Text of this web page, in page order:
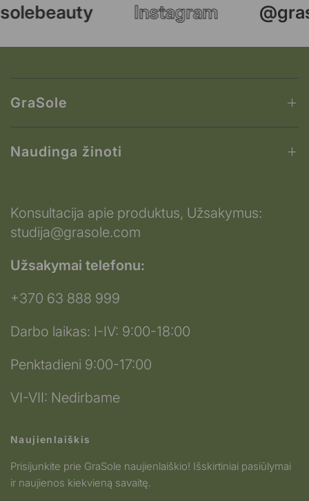
Instagram
GraSole
Naudinga žinoti
Konsultacija apie produktus, Užsakymus:
studija@grasole.com
Užsakymai telefonu:
+370 63 888 999
Darbo laikas: I-IV: 9:00-18:00
Penktadieni 9:00-17:00
VI-VII: Nedirbame
Naujienlaiškis
Prisijunkite prie GraSole naujienlaiškio! Išskirtiniai pasiūlymai
ir naujienos kiekvieną savaitę.